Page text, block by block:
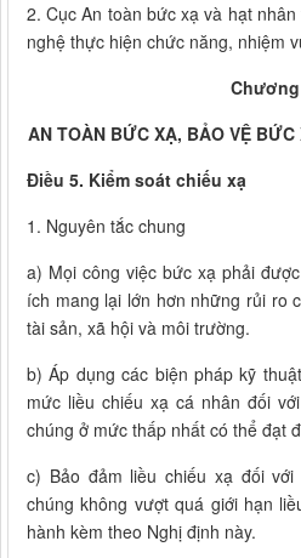
2. Cục An toàn bức xạ và hạt
nghệ thực hiện chức năng, nhiệm
AN TOÀN BỨC XẠ, BẢO VỆ BỨC
Điều 5. Kiểm soát chiếu xạ
1. Nguyên tắc chung
a) Mọi công việc bức xạ phải
ích mang lại lớn hơn những rủi ro
tài sản, xã hội và môi trường.
b) Áp dụng các biện pháp kỹ
mức liều chiếu xạ cá nhân đối
chúng ở mức thấp nhất có thể đạt
c) Bảo đảm liều chiếu xạ đối
chúng không vượt quá giới hạn
hành kèm theo Nghị định này.